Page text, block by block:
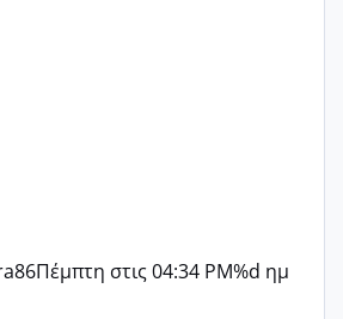
Πέμπτη στις 04:34 PM%d ημ